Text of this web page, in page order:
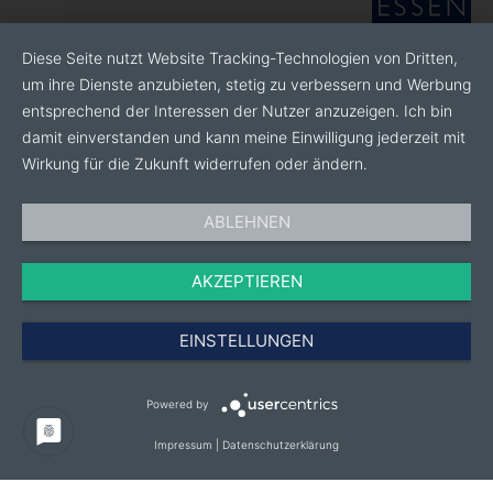
Diese Seite nutzt Website Tracking-Technologien von Dritten,
um ihre Dienste anzubieten, stetig zu verbessern und Werbung
entsprechend der Interessen der Nutzer anzuzeigen. Ich bin
damit einverstanden und kann meine Einwilligung jederzeit mit
Wirkung für die Zukunft widerrufen oder ändern.
ABLEHNEN
AKZEPTIEREN
EINSTELLUNGEN
Powered by
Impressum Datenschutzerklärung